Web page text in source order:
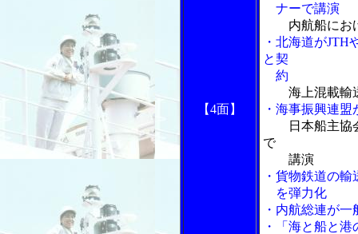
【4面】
ナーで講演
内航船にお
・北海道がJTH
と契
約
海上混載輸
・海事振興連
日本船主協
で
講演
・貨物鉄道の
を弾力化
・内航総連が
・「海と船と港